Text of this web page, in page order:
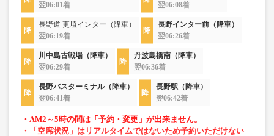
翌06:01着
翌06:08着
長野道 更埴インター（降車）
翌06:19着
長野インター前（降車）
翌06:26着
川中島古戦場（降車）
翌06:29着
丹波島橋南（降車）
翌06:36着
長野バスターミナル（降車）
翌06:41着
長野駅（降車）
翌06:42着
・AM2～5時の間は「予約・変更」が出来ません。
・「空席状況」はリアルタイムではないため予約いただけない